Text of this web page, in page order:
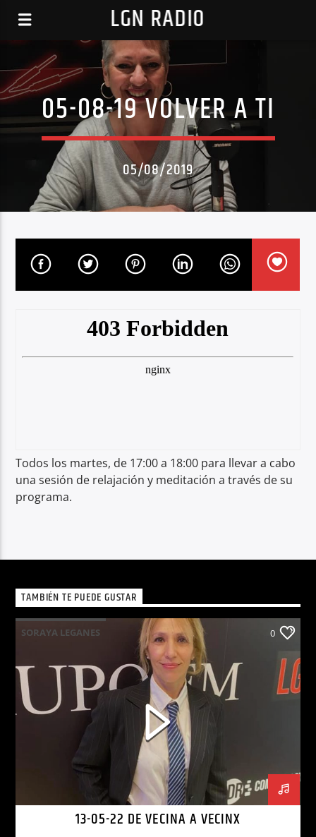
LGN RADIO
05-08-19 VOLVER A TI
05/08/2019
Todos los martes, de 17:00 a 18:00 para llevar a cabo
una sesión de relajación y meditación a través de su
programa.
TAMBIÉN TE PUEDE GUSTAR
SORAYA LEGANES 0
13-05-22 DE VECINA A VECINX